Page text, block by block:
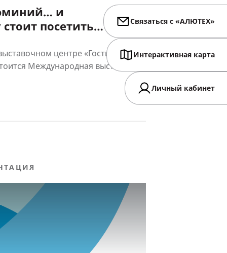
и
посетить
на выставке
центре «Гостиный
Международная выставка
Связаться с «АЛЮТЕХ»
Интерактивная карта
Личный кабинет